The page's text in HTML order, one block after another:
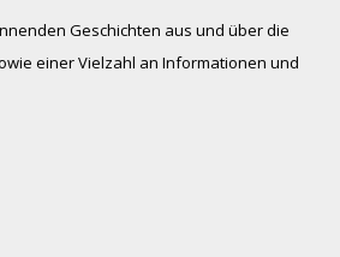
Geschichten aus und über die
einer Vielzahl an Informationen und